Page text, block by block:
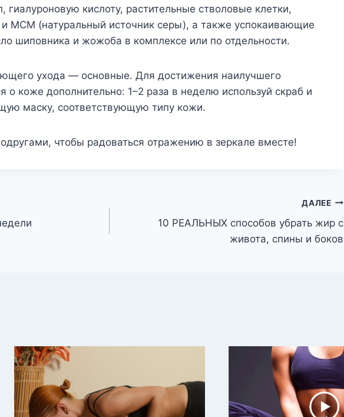
гиалуроновую кислоту, растительные стволовые клетки,
МСМ (натуральный источник серы), а также успокаивающие
шиповника и жожоба в комплексе или по отдельности.
ухода — основные. Для достижения наилучшего
о коже дополнительно: 1–2 раза в неделю используй скраб и
маску, соответствующую типу кожи.
чтобы радоваться отражению в зеркале вместе!
ДАЛЕЕ
10 РЕАЛЬНЫХ способов убрать жир с
живота, спины и боков